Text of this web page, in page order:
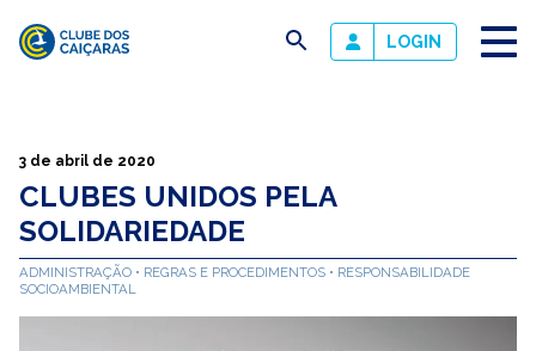
Caiçaras
busca LOGIN
3 de abril de 2020
CLUBES UNIDOS PELA
SOLIDARIEDADE
ADMINISTRAÇÃO REGRAS E PROCEDIMENTOS
RESPONSABILIDADE
SOCIOAMBIENTAL